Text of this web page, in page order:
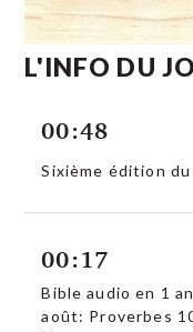
L'INFO DU
00:48
Sixième édition
00:17
Bible audio en 1
août: Proverbes